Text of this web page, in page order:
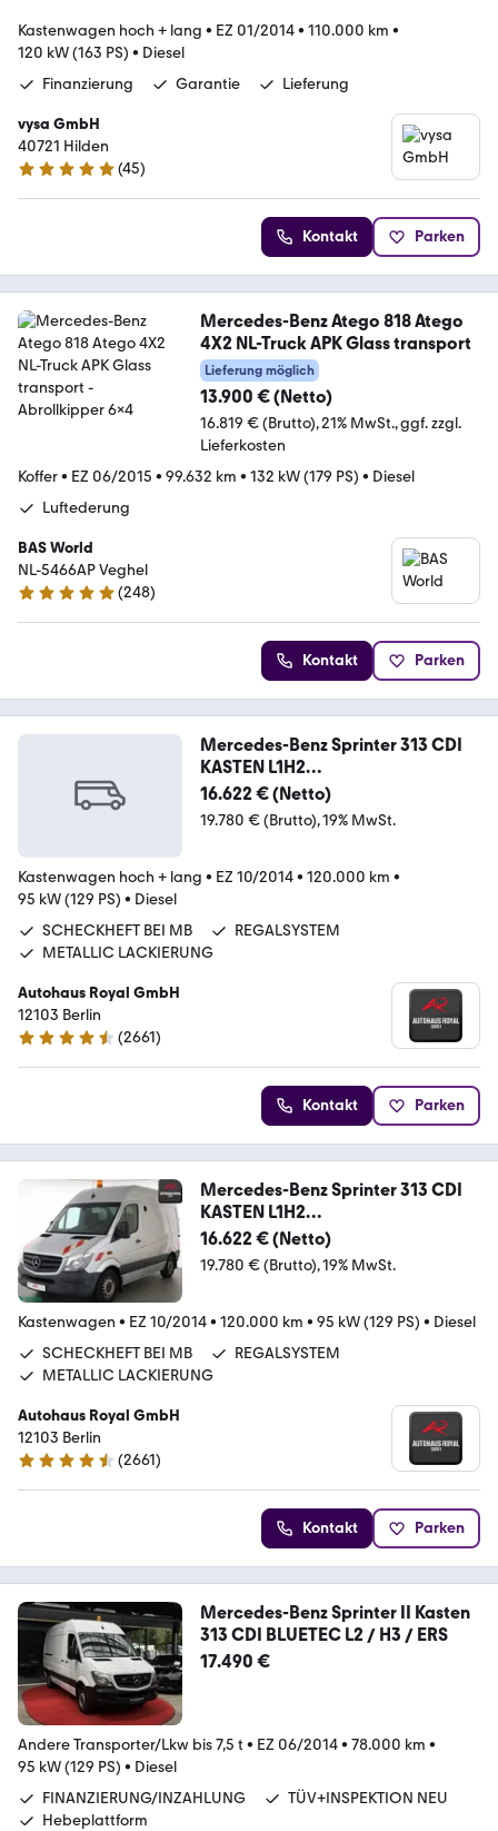
Kastenwagen hoch + lang • EZ 01/2014• 110.000 km •
120 kW (163 PS) • Diesel
Finanzierung
Garantie Lieferung
vysa GmbH
40721 Hilden
4.9 Sterne
(45)
Kontakt Parken
Mercedes-Benz Atego 818 Atego
4X2 NL-Truck APK Glass transport
Lieferung möglich
13.900 € (Netto)
16.819 € (Brutto) 21% MwSt. ggf. zzgl.
Lieferkosten
Koffer• EZ 06/2015 • 99.632 km • 132 kW (179 PS) • Diesel
Luftederung
BAS World
NL-5466AP Veghel
4.8 Sterne
(248)
Kontakt Parken
Mercedes-Benz Sprinter 313 CDI
KASTEN L1H2
STANDHZ,SCHWINGSITZ
16.622 € (Netto)
19.780 € (Brutto) 19% MwSt.
Kastenwagen hoch + lang • EZ 10/2014• 120.000 km •
95 kW (129 PS) • Diesel
SCHECKHEFT BEI MB
REGALSYSTEM
METALLIC LACKIERUNG
Autohaus Royal GmbH
12103 Berlin
4.6 Sterne
(2661)
Kontakt Parken
Mercedes-Benz Sprinter 313 CDI
KASTEN L1H2
STANDHZ,SCHWINGSITZ
16.622 € (Netto)
19.780 € (Brutto) 19% MwSt.
Kastenwagen • EZ 10/2014• 120.000 km • 95 kW (129 PS) • Diesel
SCHECKHEFT BEI MB
REGALSYSTEM
METALLIC LACKIERUNG
Autohaus Royal GmbH
12103 Berlin
4.6 Sterne
(2661)
Kontakt Parken
Mercedes-Benz Sprinter II Kasten
313 CDI BLUETEC L2 / H3 / ERS
17.490 €
Andere Transporter/Lkw bis 7,5 t • EZ 06/2014• 78.000 km •
95 kW (129 PS) • Diesel
FINANZIERUNG/INZAHLUNG
TÜV+INSPEKTION NEU
Hebeplattform